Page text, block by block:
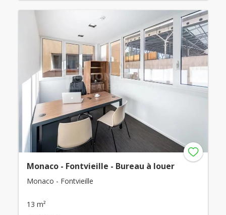
Monaco - Fontvieille - Bureau à louer
Monaco - Fontvieille
13 m²